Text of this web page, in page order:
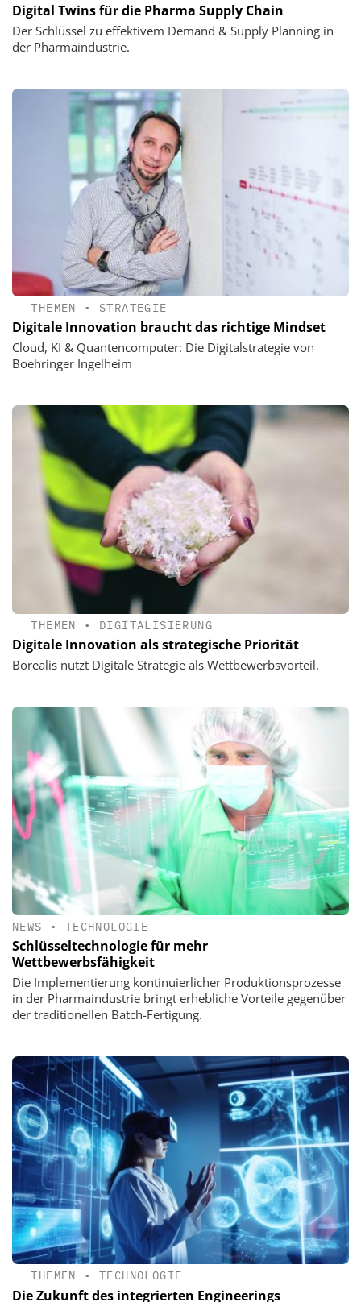
Digital Twins für die Pharma Supply Chain
Der Schlüssel zu effektivem Demand & Supply Planning in
der Pharmaindustrie.
THEMEN • STRATEGIE
Digitale Innovation braucht das richtige Mindset
Cloud, KI & Quantencomputer: Die Digitalstrategie von
Boehringer Ingelheim
THEMEN • DIGITALISIERUNG
Digitale Innovation als strategische Priorität
Borealis nutzt Digitale Strategie als Wettbewerbsvorteil.
NEWS • TECHNOLOGIE
Schlüsseltechnologie für mehr
Wettbewerbsfähigkeit
Die Implementierung kontinuierlicher Produktionsprozesse
in der Pharmaindustrie bringt erhebliche Vorteile gegenüber
der traditionellen Batch-Fertigung.
THEMEN •TECHNOLOGIE
Die Zukunft des integrierten Engineerings